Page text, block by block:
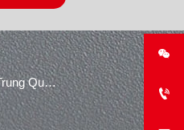
Khu công nghiệp Konggang, Đường Shuangyuan Tây, Liuting, Thanh Đảo, Trung Quốc.

